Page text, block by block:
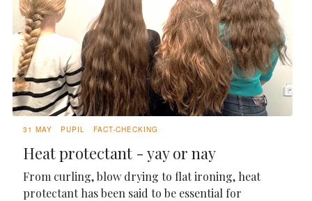
31 MAY PUPIL FACT-CHECKING
Heat protectant - yay or nay
From curling, blow drying to flat ironing, heat
protectant has been said to be essential for